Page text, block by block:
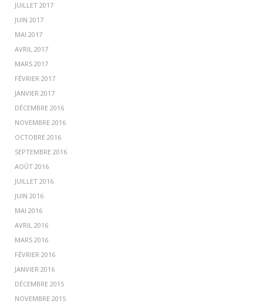
JUILLET 2017
JUIN 2017
MAI 2017
AVRIL 2017
MARS 2017
FÉVRIER 2017
JANVIER 2017
DÉCEMBRE 2016
NOVEMBRE 2016
OCTOBRE 2016
SEPTEMBRE 2016
AOÛT 2016
JUILLET 2016
JUIN 2016
MAI 2016
AVRIL 2016
MARS 2016
FÉVRIER 2016
JANVIER 2016
DÉCEMBRE 2015
NOVEMBRE 2015